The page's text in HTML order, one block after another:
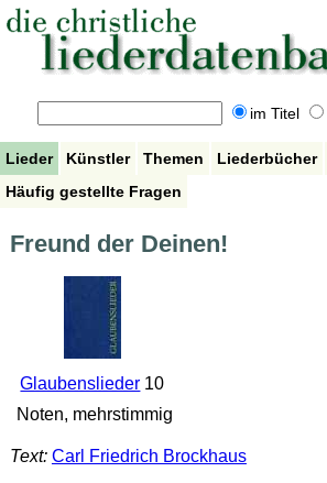
im Titel
Lieder Künstler Themen Liederbücher
Häufig gestellte Fragen
Freund der Deinen!
Glaubenslieder 10
Noten, mehrstimmig
Text: Carl Friedrich Brockhaus